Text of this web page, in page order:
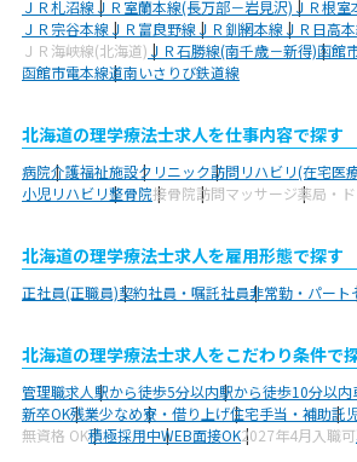
ＪＲ札沼線ＪＲ室蘭本線(長万部－岩見沢)ＪＲ根室
ＪＲ宗谷本線ＪＲ富良野線ＪＲ釧網本線ＪＲ日高
ＪＲ海峡線(北海道)ＪＲ石勝線(南千歳－新得)函館
函館市電本線道南いさりび鉄道線
北海道の理学療法士求人を仕事内容で探す
病院介護福祉施設クリニック訪問リハビリ(在宅医
小児リハビリ整骨院接骨院訪問マッサージ薬局・
北海道の理学療法士求人を雇用形態で探す
正社員(正職員)契約社員・嘱託社員非常勤・パート
北海道の理学療法士求人をこだわり条件で
管理職求人駅から徒歩5分以内駅から徒歩10分以内
新卒OK残業少なめ寮・借り上げ住宅手当・補助託
無資格 OK積極採用中WEB面接OK2027年4月入職可